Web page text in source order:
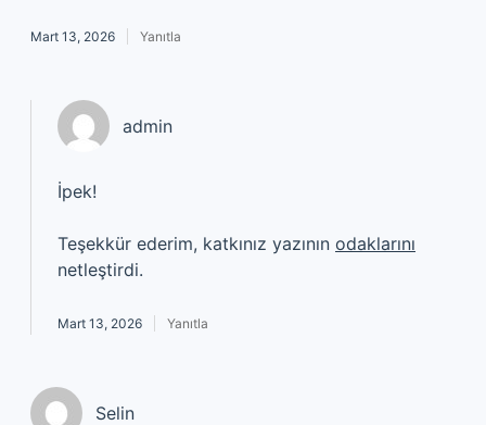
Mart 13, 2026 Yanıtla
admin
İpek!
Teşekkür ederim, katkınız yazının odaklarını
netleştirdi.
Mart 13, 2026 Yanıtla
Selin